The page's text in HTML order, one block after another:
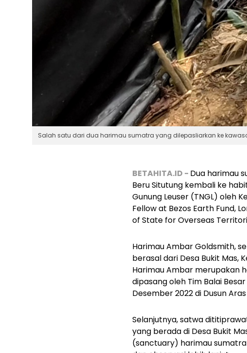
Salah satu dari dua harimau sumatra yang dilepasliarkan ke
BETAHITA.ID - Dua harimau
Beru Situtung kembali ke
Gunung Leuser (TNGL) oleh
Fellow at Bezos Earth Fund,
of State for Overseas
Harimau Ambar Goldsmith,
berasal dari Desa Bukit Mas,
Harimau Ambar merupakan
dipasang oleh Tim Balai
Desember 2022 di Dusun
Selanjutnya, satwa
yang berada di Desa Bukit
(sanctuary) harimau